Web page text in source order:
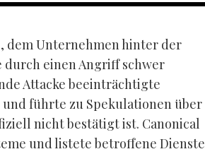
dem Unternehmen hinter der
einen Angriff schwer
Attacke beeinträchtigte
führte zu Spekulationen über
nicht bestätigt ist. Canonical
und listete betroffene Dienste